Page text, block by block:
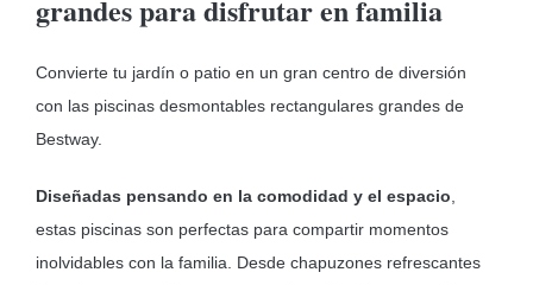
grandes para disfrutar en familia
Convierte tu jardín o patio en un gran centro de diversión
con las piscinas desmontables rectangulares grandes de
Bestway.
Diseñadas pensando en la comodidad y el espacio
estas piscinas son perfectas para compartir momentos
inolvidables con la familia. Desde chapuzones refrescantes